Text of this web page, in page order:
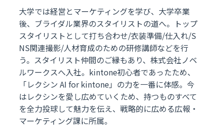
大学では経営とマーケティングを学び、大学卒業
後、ブライダル業界のスタイリストの道へ。トップ
スタイリストとして打ち合わせ/衣装準備/仕入れ/S
NS関連撮影/人材育成のための研修講師などを行
う。スタイリスト仲間のご縁もあり、株式会社ノベ
ルワークスへ入社。kintone初心者であったため、
「レクシン AI for kintone」の力を一番に体感。今
はレクシンを愛し広めていくため、持つものすべて
を全力投球して魅力を伝え、戦略的に広める広報・
マーケティング課に所属。